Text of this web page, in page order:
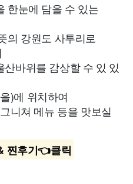
한눈에 담을 수 있는
의 강원도 사투리로
바위를 감상할 수 있 있
)에 위치하여
니쳐 메뉴 등을 맛보실
찐후기👈클릭